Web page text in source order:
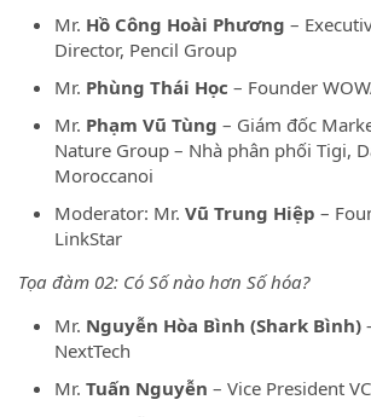
Mr. Hồ Công Hoài Phương –
Director, Pencil Group
Mr. Phùng Thái Học – Founder
Mr. Phạm Vũ Tùng – Giám đốc
Nature Group – Nhà phân phối Tigi,
Moroccanoi
Moderator: Mr. Vũ Trung Hiệp –
LinkStar
Tọa đàm 02: Có Số nào hơn Số hóa?
Mr. Nguyễn Hòa Bình (Shark Bình)
NextTech
Mr. Tuấn Nguyễn – Vice President